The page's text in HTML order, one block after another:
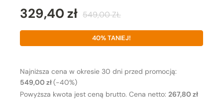
329,40 zł 549,00 ZŁ
40% TANIEJ!
Najniższa cena w okresie 30 dni przed promocją:
549,00 zł(-40%)
Powyższa kwota jest ceną brutto. Cena netto: 267,80 zł